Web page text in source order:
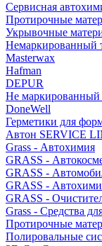
Сервисная
Протирочные
Укрывочные
Немаркированный
Masterwax
Hafman
DEPUR
Не маркированный
DoneWell
Герметики для
Автон SERVICE
Grass - Автохимия
GRASS -
GRASS -
GRASS -
GRASS -
Grass - Средства
Протирочные
Полировальные